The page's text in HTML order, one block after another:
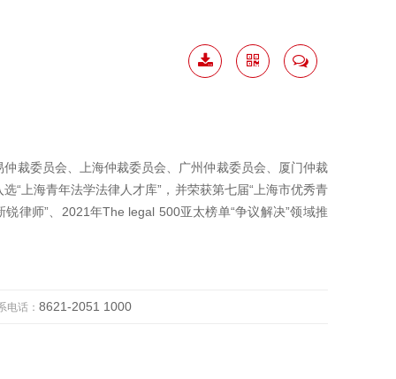
裁委员会、上海仲裁委员会、广州仲裁委员会、厦门仲裁
“上海青年法学法律人才库”，并荣获第七届“上海市优秀青
律师”、2021年The legal 500亚太榜单“争议解决”领域推
电话：8621-2051 1000